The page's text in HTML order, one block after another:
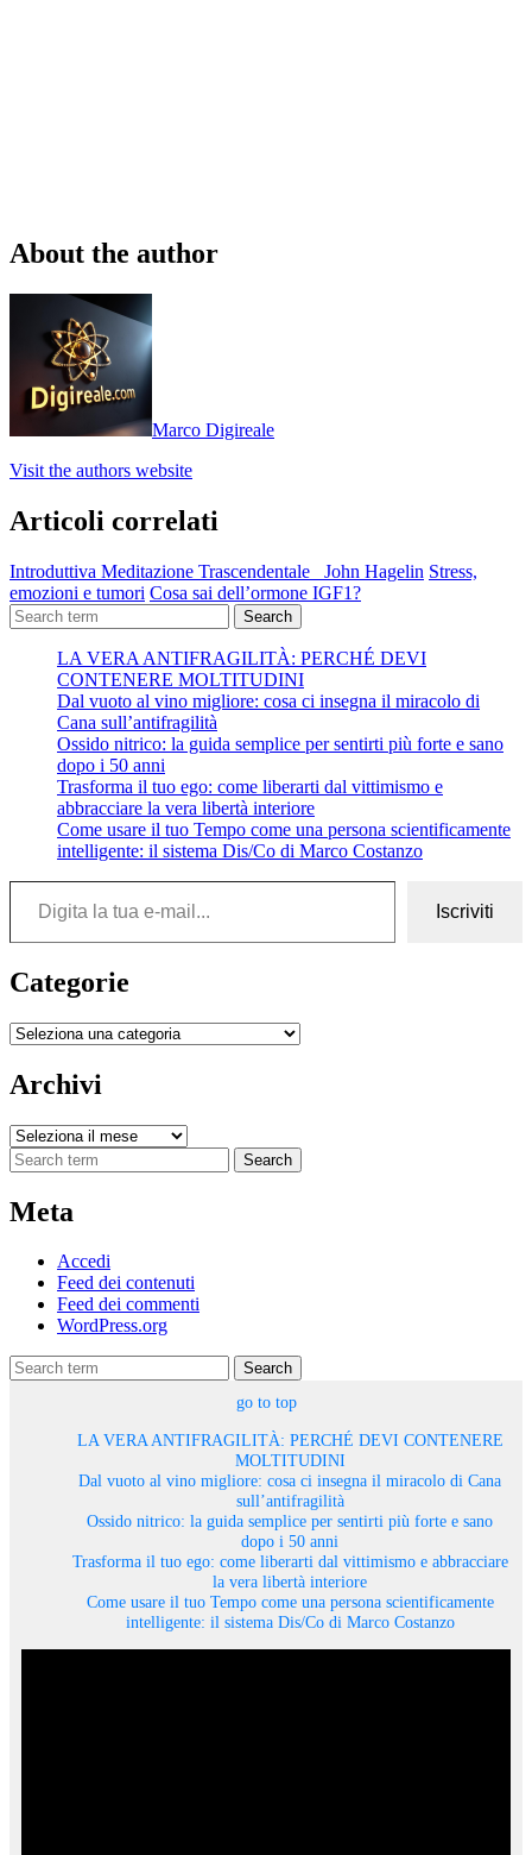
About the author
Marco Digireale
Visit the authors website
Articoli correlati
Introduttiva Meditazione Trascendentale John Hagelin Stress,
emozioni e tumori Cosa sai dell’ormone IGF1?
Search
LA VERA ANTIFRAGILITÀ: PERCHÉ DEVI
CONTENERE MOLTITUDINI
Dal vuoto al vino migliore: cosa ci insegna il miracolo di
Cana sull’antifragilità
Ossido nitrico: la guida semplice per sentirti più forte e sano
dopo i 50 anni
Trasforma il tuo ego: come liberarti dal vittimismo e
abbracciare la vera libertà interiore
Come usare il tuo Tempo come una persona scientificamente
intelligente: il sistema Dis/Co di Marco Costanzo
Digita la tua e-mail...
Iscriviti
Categorie
Categorie
Archivi
Archivi
Search
Meta
Accedi
Feed dei contenuti
Feed dei commenti
WordPress.org
Search
go to top
LA VERA ANTIFRAGILITÀ: PERCHÉ DEVI CONTENERE
MOLTITUDINI
Dal vuoto al vino migliore: cosa ci insegna il miracolo di Cana
sull’antifragilità
Ossido nitrico: la guida semplice per sentirti più forte e sano
dopo i 50 anni
Trasforma il tuo ego: come liberarti dal vittimismo e abbracciare
la vera libertà interiore
Come usare il tuo Tempo come una persona scientificamente
intelligente: il sistema Dis/Co di Marco Costanzo